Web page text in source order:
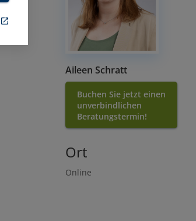
Aileen Schratt
Buchen Sie jetzt einen
unverbindlichen
Beratungstermin!
Ort
Online